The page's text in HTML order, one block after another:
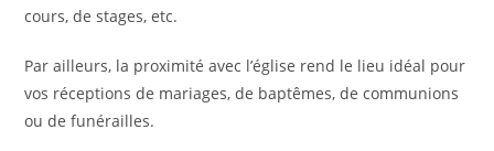
cours, de stages, etc.
Par ailleurs, la proximité avec l’église rend le lieu idéal pour
vos réceptions de mariages, de baptêmes, de communions
ou de funérailles.